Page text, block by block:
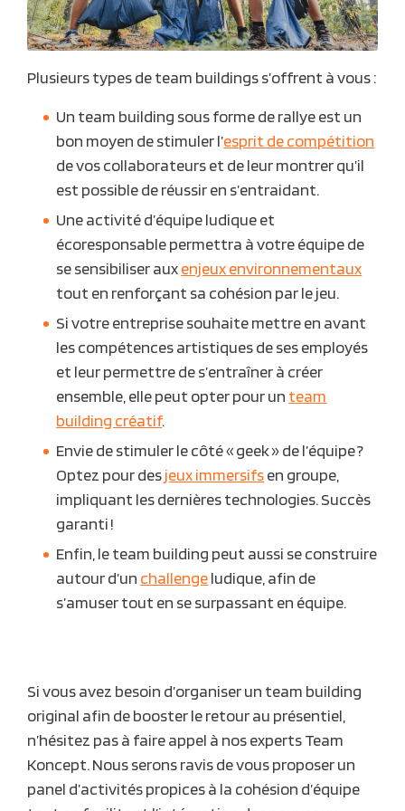
Plusieurs types de team buildings s’offrent à vous :
Un team building sous forme de rallye est un
bon moyen de stimuler l’esprit de compétition
de vos collaborateurs et de leur montrer qu’il
est possible de réussir en s’entraidant.
Une activité d’équipe ludique et
écoresponsable permettra à votre équipe de
se sensibiliser auxenjeux environnementaux
tout en renforçant sa cohésion par le jeu.
Si votre entreprise souhaite mettre en avant
les compétences artistiques de ses employés
et leur permettre de s’entraîner à créer
ensemble, elle peut opter pour un team
building créatif.
Envie de stimuler le côté « geek » de l’équipe ?
Optez pour desjeux immersifsen groupe,
impliquant les dernières technologies. Succès
garanti !
Enfin, le team building peut aussi se construire
autour d’un challengeludique, afin de
s’amuser tout en se surpassant en équipe.
Si vous avez besoin d’organiser un team building
original afin de booster le retour au présentiel,
n’hésitez pas à faire appel à nos experts Team
Koncept. Nous serons ravis de vous proposer un
panel d’activités propices à la cohésion d’équipe